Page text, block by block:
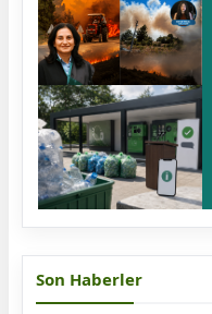
Son Haberler